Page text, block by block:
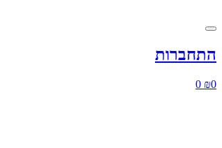
התחברות
₪0
0